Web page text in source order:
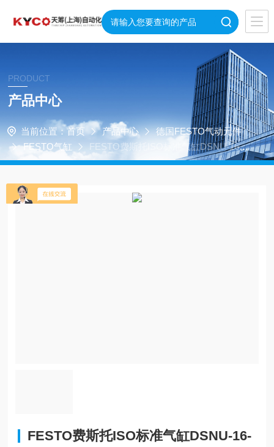
PRODUCT
产品中心
当前位置： 首页 产品中心
德国FESTO气动元件
FESTO气缸
FESTO费斯托ISO标准气缸DSNU-16-4
0-PPV-A
FESTO费斯托ISO标准气缸DSNU-16-